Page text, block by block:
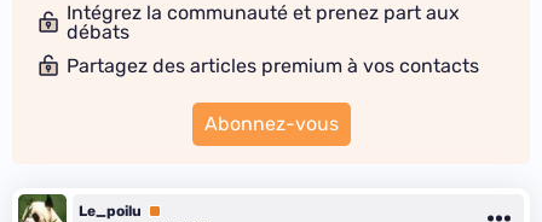
Intégrez la communauté et prenez part aux
débats
Partagez des articles premium à vos contacts
Abonnez-vous
Le_poilu
Premium